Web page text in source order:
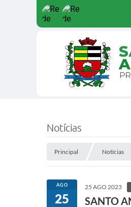
Notícias
Principal Notícias
AGO
25
25 AGO 2023
SANTO